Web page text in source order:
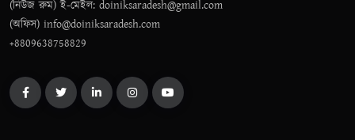
(নিউজ রুম) ই-মেইল: doiniksaradesh@gmail.com
(অফিস) info@doiniksaradesh.com
+8809638758829